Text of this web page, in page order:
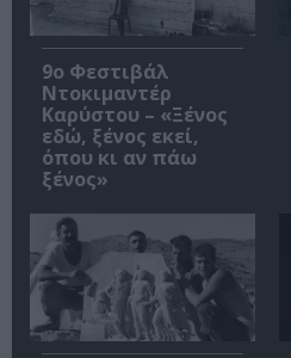
9ο Φεστιβάλ
Ντοκιμαντέρ
Καρύστου – «Ξένος
εδώ, ξένος εκεί,
όπου κι αν πάω
ξένος»